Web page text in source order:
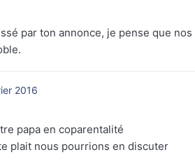
par ton annonce, je pense que
2016
papa en coparentalité
plait nous pourrions en discuter